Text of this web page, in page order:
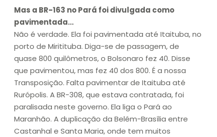
Mas a BR-163 no Pará foi divulgada como
pavimentada…
Não é verdade. Ela foi pavimentada até Itaituba, no
porto de Miritituba. Diga-se de passagem, de
quase 800 quilômetros, o Bolsonaro fez 40. Disse
que pavimentou, mas fez 40 dos 800. É a nossa
Transposição. Falta pavimentar de Itaituba até
Rurópolis. A BR-308, que estava contratada, foi
paralisada neste governo. Ela liga o Pará ao
Maranhão. A duplicação da Belém-Brasília entre
Castanhal e Santa Maria, onde tem muitos